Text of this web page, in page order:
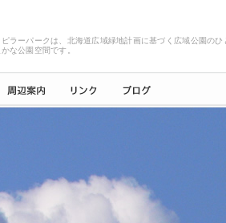
ラーパークは、北海道広域緑地計画に基づく広域公園の
な公園空間です。